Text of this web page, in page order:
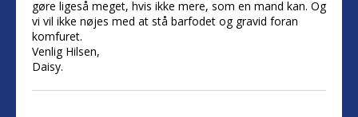
gøre ligeså meget, hvis ikke mere, som en mand kan. Og
vi vil ikke nøjes med at stå barfodet og gravid foran
komfuret.
Venlig Hilsen,
Daisy.